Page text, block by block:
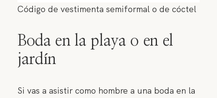
Código de vestimenta semiformal o de cóctel
Boda en la playa o en el
jardín
Si vas a asistir como hombre a una boda en la